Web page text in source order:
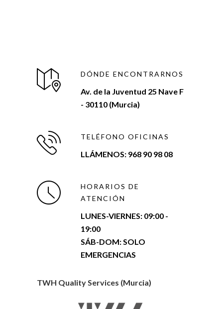
DÓNDE ENCONTRARNOS
Av. de la Juventud 25 Nave F
- 30110 (Murcia)
TELÉFONO OFICINAS
LLÁMENOS: 968 90 98 08
HORARIOS DE
ATENCIÓN
LUNES-VIERNES: 09:00 -
19:00
SÁB-DOM: SOLO
EMERGENCIAS
TWH Quality Services (Murcia)